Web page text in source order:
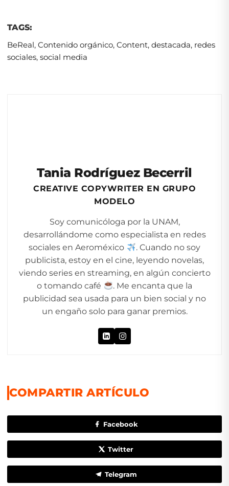
TAGS:
BeReal, Contenido orgánico, Content, destacada, redes
sociales, social media
Tania Rodríguez Becerril
CREATIVE COPYWRITER EN GRUPO
MODELO
Soy comunicóloga por la UNAM,
desarrollándome como especialista en redes
sociales en Aeroméxico
. Cuando no soy
publicista, estoy en el cine, leyendo novelas,
viendo series en streaming, en algún concierto
o tomando café
. Me encanta que la
publicidad sea usada para un bien social y no
un engaño solo para ganar premios.
COMPARTIR ARTÍCULO
Facebook
Twitter
Telegram